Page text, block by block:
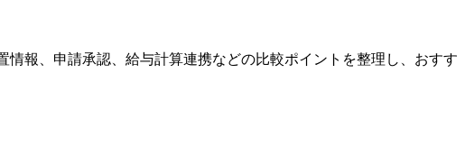
報、申請承認、給与計算連携などの比較ポイントを整理し、おすす